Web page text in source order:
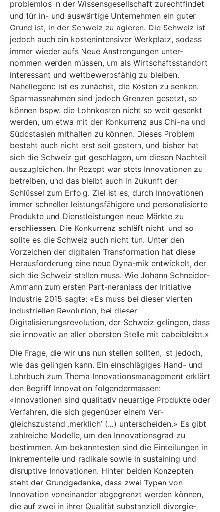
problemlos in der Wissensgesellschaft zurechtfindet
und für in- und auswärtige Unternehmen ein guter
Grund ist, in der Schweiz zu agieren. Die Schweiz ist
jedoch auch ein kostenintensiver Werkplatz, sodass
immer wieder aufs Neue Anstrengungen unter-
nommen werden müssen, um als Wirtschaftsstandort
interessant und wettbewerbsfähig zu bleiben.
Naheliegend ist es zunächst, die Kosten zu senken.
Sparmassnahmen sind jedoch Grenzen gesetzt, so
können bspw. die Lohnkosten nicht so weit gesenkt
werden, um etwa mit der Konkurrenz aus Chi-na und
Südostasien mithalten zu können. Dieses Problem
besteht auch nicht erst seit gestern, und bisher hat
sich die Schweiz gut geschlagen, um diesen Nachteil
auszugleichen. Ihr Rezept war stets Innovationen zu
betreiben, und das bleibt auch in Zukunft der
Schlüssel zum Erfolg. Ziel ist es, durch Innovationen
immer schneller leistungsfähigere und personalisierte
Produkte und Dienstleistungen neue Märkte zu
erschliessen. Die Konkurrenz schläft nicht, und so
sollte es die Schweiz auch nicht tun. Unter den
Vorzeichen der digitalen Transformation hat diese
Herausforderung eine neue Dyna-mik entwickelt, der
sich die Schweiz stellen muss. Wie Johann Schneider-
Ammann zum ersten Part-neranlass der Initiative
Industrie 2015 sagte: «Es muss bei dieser vierten
industriellen Revolution, bei dieser
Digitalisierungsrevolution, der Schweiz gelingen, dass
sie innovativ an aller obersten Stelle mit dabeibleibt.»
Die Frage, die wir uns nun stellen sollten, ist jedoch,
wie das gelingen kann. Ein einschlägiges Hand- und
Lehrbuch zum Thema Innovationsmanagement erklärt
den Begriff Innovation folgendermassen:
«Innovationen sind qualitativ neuartige Produkte oder
Verfahren, die sich gegenüber einem Ver-
gleichszustand ‚merklich’ (…) unterscheiden.» Es gibt
zahlreiche Modelle, um den Innovationsgrad zu
bestimmen. Am bekanntesten sind die Einteilungen in
inkrementelle und radikale sowie in sustaining und
disruptive Innovationen. Hinter beiden Konzepten
steht der Grundgedanke, dass zwei Typen von
Innovation voneinander abgegrenzt werden können,
die auf zwei in ihrer Qualität substanziell divergie-